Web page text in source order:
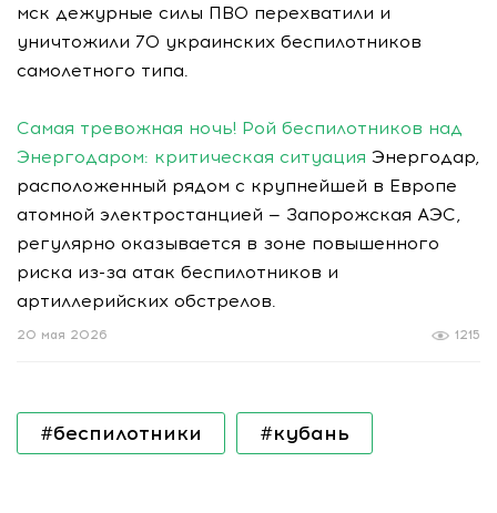
мск дежурные силы ПВО перехватили и
уничтожили 70 украинских беспилотников
самолетного типа.
Самая тревожная ночь! Рой беспилотников над
Энергодаром: критическая ситуация Энергодар,
расположенный рядом с крупнейшей в Европе
атомной электростанцией — Запорожская АЭС,
регулярно оказывается в зоне повышенного
риска из-за атак беспилотников и
артиллерийских обстрелов.
1215
20 мая 2026
#беспилотники #кубань